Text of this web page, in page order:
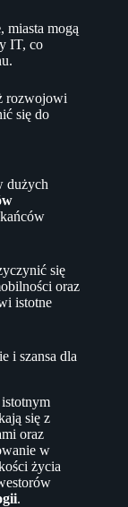
, miasta mogą
IT, co
rozwojowi
się do
dużych
się
oraz
istotne
i szansa dla
istotnym
się z
oraz
w
życia
.